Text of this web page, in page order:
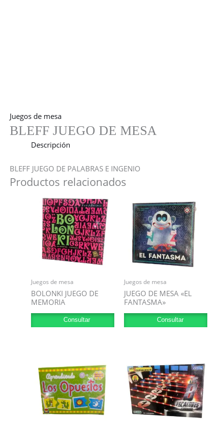
Juegos de mesa
BLEFF JUEGO DE MESA
Descripción
BLEFF JUEGO DE PALABRAS E INGENIO
Productos relacionados
Juegos de mesa
BOLONKI JUEGO DE
MEMORIA
Consultar
Juegos de mesa
JUEGO DE MESA «EL
FANTASMA»
Consultar